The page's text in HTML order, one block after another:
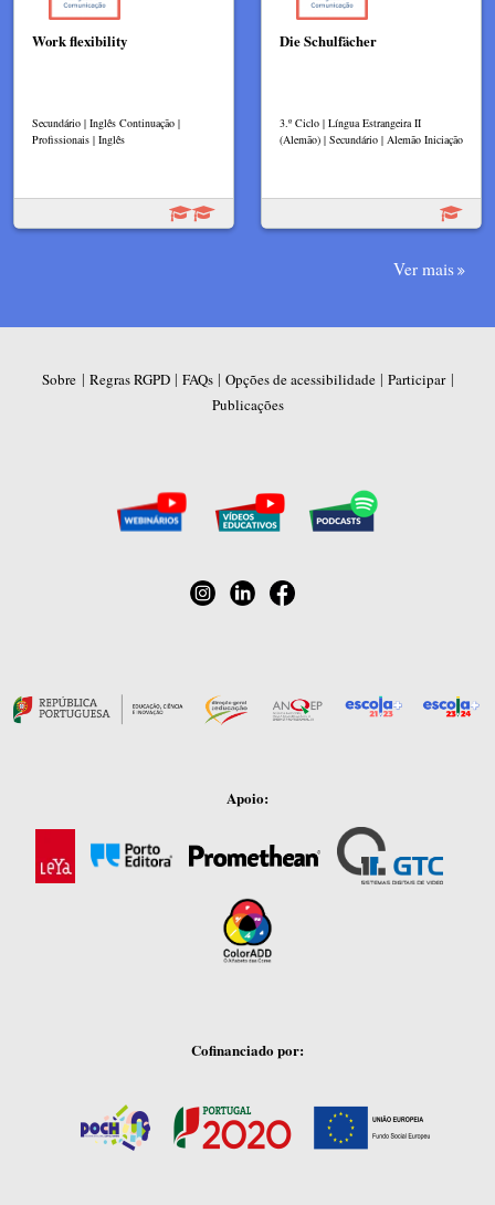
Work flexibility
Secundário | Inglês Continuação |
Profissionais | Inglês
Die Schulfächer
3.º Ciclo | Língua Estrangeira II
(Alemão) | Secundário | Alemão Iniciação
Ver mais
Sobre | Regras RGPD| FAQs| Opções de acessibilidade| Participar|
Publicações
Apoio:
Cofinanciado por: